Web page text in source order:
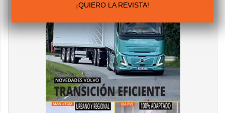
¡QUIERO LA REVISTA!